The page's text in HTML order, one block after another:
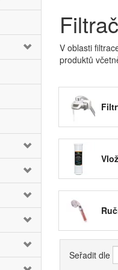
V oblasti
produktů
Pro filtrační
mechanismu
Filtrační
kvalitní vodu
nedochází k
vody
je především
filtrační
odstraní,
Seřadit dle